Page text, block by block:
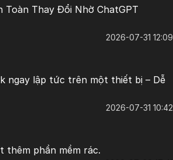
Toàn Thay Đổi Nhờ ChatGPT
2026-07-31 12:09
ngay lập tức trên một thiết bị – Dễ
2026-07-31 10:42
thêm phần mềm rác.